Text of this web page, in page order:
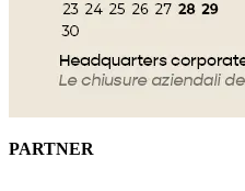
PARTNER